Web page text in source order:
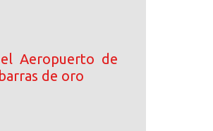
Aeropuerto de
de oro